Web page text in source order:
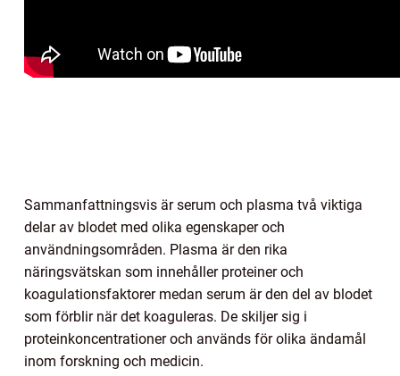
Sammanfattningsvis är serum och plasma två viktiga
delar av blodet med olika egenskaper och
användningsområden. Plasma är den rika
näringsvätskan som innehåller proteiner och
koagulationsfaktorer medan serum är den del av blodet
som förblir när det koaguleras. De skiljer sig i
proteinkoncentrationer och används för olika ändamål
inom forskning och medicin.